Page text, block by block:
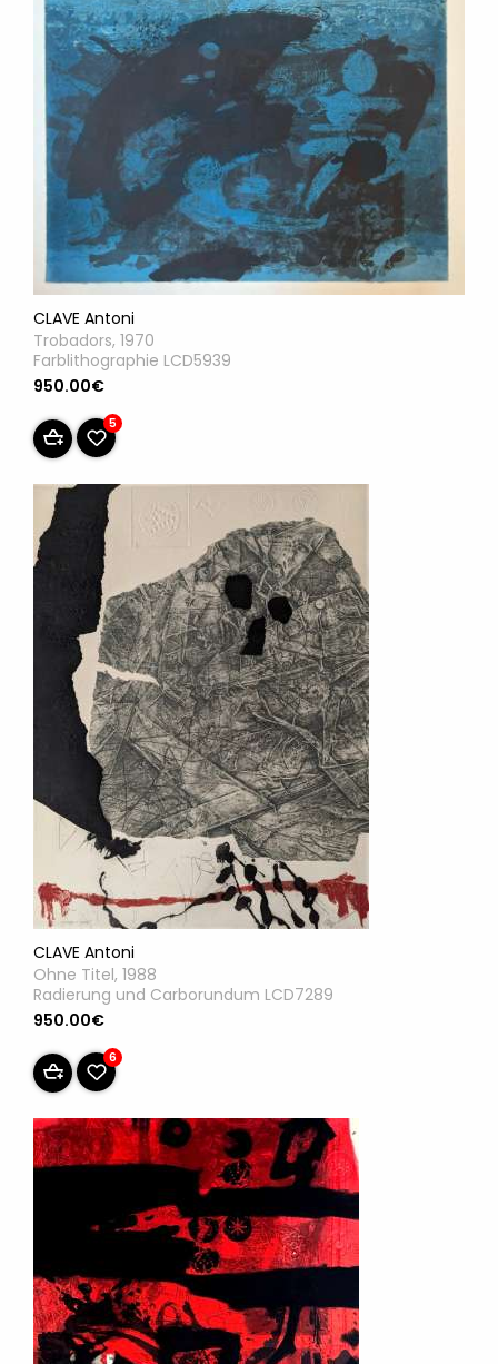
CLAVE Antoni
Trobadors, 1970
Farblithographie LCD5939
950.00€
5
CLAVE Antoni
Ohne Titel, 1988
Radierung und Carborundum LCD7289
950.00€
6